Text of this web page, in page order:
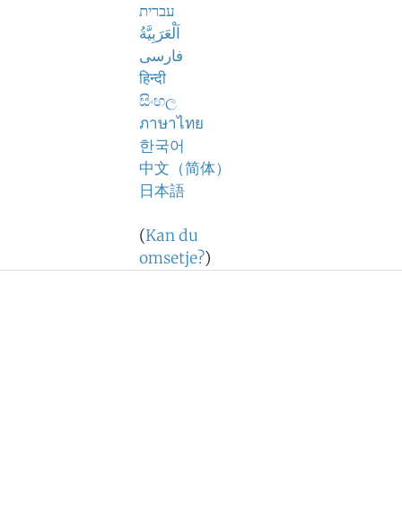
עברית
اَلْعَرَبِيَّةُ
فارسی
हिन्दी
සිංහල
ภาษาไทย
한국어
中文（简体）
日本語
(Kan du
omsetje?)